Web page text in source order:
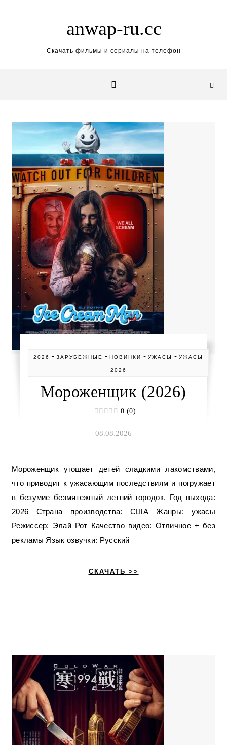
anwap-ru.cc
Скачать фильмы и сериалы на телефон
2026 -ЗАРУБЕЖНЫЕ -НОВИНКИ -УЖАСЫ -УЖАСЫ
2026
Мороженщик (2026)
0 (0)
08.08.2026
Мороженщик угощает детей сладкими лакомствами,
что приводит к ужасающим последствиям и погружает
в безумие безмятежный летний городок. Год выхода:
2026 Страна производства: США Жанры: ужасы
Режиссер: Элай Рот Качество видео: Отличное + без
рекламы Язык озвучки: Русский
СКАЧАТЬ >>